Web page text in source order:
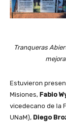
Tranqueras
Estuvieron
Misiones, Fabio
vicedecano de la
UNaM), Diego